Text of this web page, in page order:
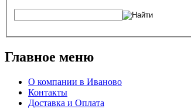
Главное меню
О компании в Иваново
Контакты
Доставка и Оплата